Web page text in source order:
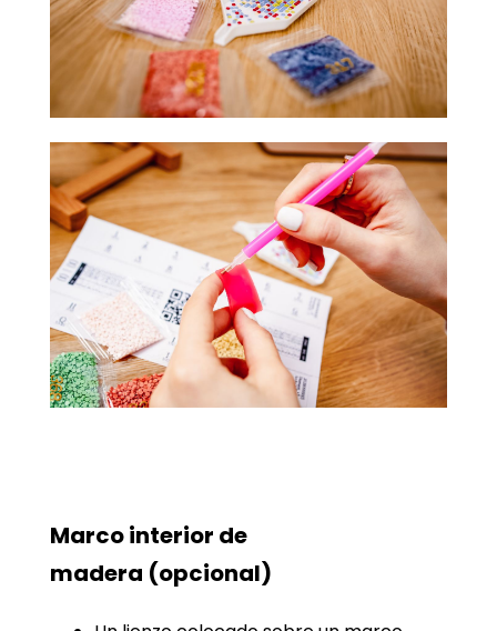
Marco interior de
madera (opcional)